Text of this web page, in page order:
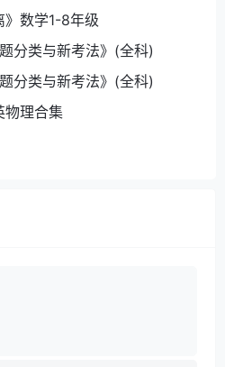
数学1-8年级
分类与新考法》(全科)
分类与新考法》(全科)
物理合集